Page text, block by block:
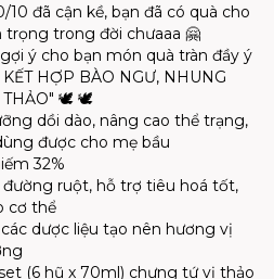
đã cận kề, bạn đã có quà cho
trong đời chưaaa 🤗
ý cho bạn món quà tràn đầy ý
HỢP BÀO NGƯ, NHUNG
THẢO" 🕊️ 🕊️
dồi dào, nâng cao thể trạng,
được cho mẹ bầu
32%
đường ruột, hỗ trợ tiêu hoá tốt,
cơ thể
dược liệu tạo nên hương vị
(6 hũ x 70ml) chưng tứ vị thảo